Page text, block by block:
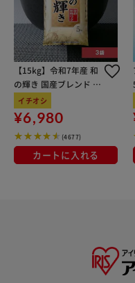
【15kg】令和7年産 和
の輝き 国産ブレンド 5
kg×3袋
イチオシ
¥6,980
(4677)
カートに入れる